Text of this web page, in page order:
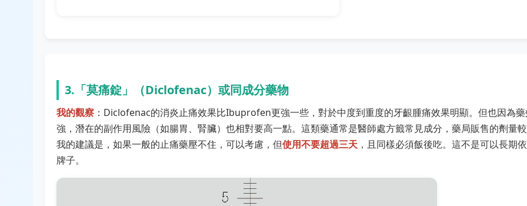
3.「莫痛錠」（Diclofenac）或同成分藥物
我的觀察 ：Diclofenac的消炎止痛效果比Ibuprofen更強一些，對於中度到重度的牙齦腫痛效果明顯。但也因為
強，潛在的副作用風險（如腸胃、腎臟）也相對要高一點。這類藥通常是醫師處方籤常見成分，藥局販售的劑量
我的建議是，如果一般的止痛藥壓不住，可以考慮，但使用不要超過三天 ，且同樣必須飯後吃。這不是可以長期
牌子。